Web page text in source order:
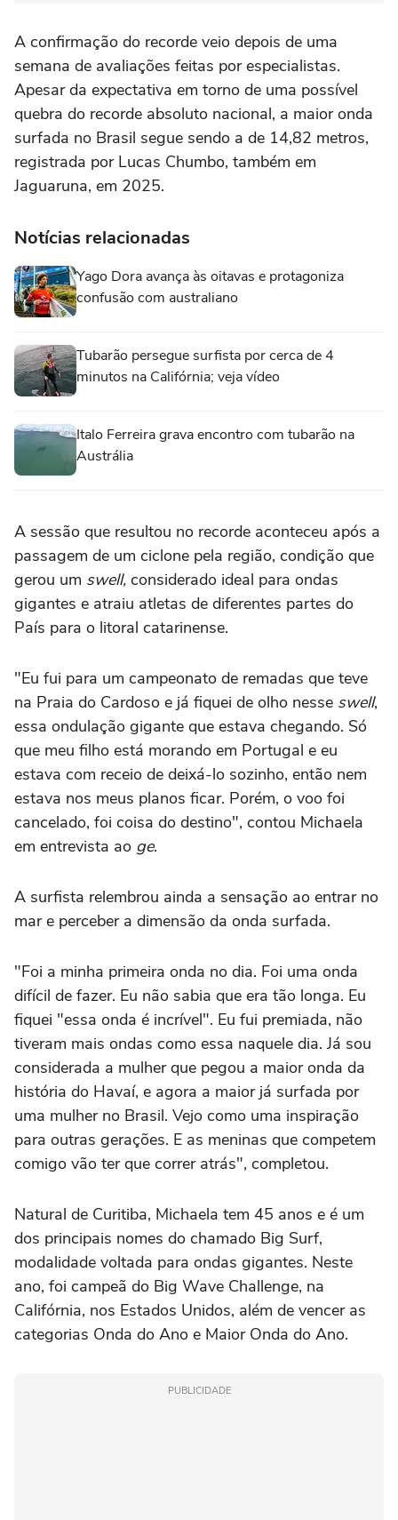
A confirmação do recorde veio depois de uma
semana de avaliações feitas por especialistas.
Apesar da expectativa em torno de uma possível
quebra do recorde absoluto nacional, a maior onda
surfada no Brasil segue sendo a de 14,82 metros,
registrada por Lucas Chumbo, também em
Jaguaruna, em 2025.
Notícias relacionadas
Yago Dora avança às oitavas e protagoniza
confusão com australiano
Tubarão persegue surfista por cerca de 4
minutos na Califórnia; veja vídeo
Italo Ferreira grava encontro com tubarão na
Austrália
A sessão que resultou no recorde aconteceu após a
passagem de um ciclone pela região, condição que
gerou um swell, considerado ideal para ondas
gigantes e atraiu atletas de diferentes partes do
País para o litoral catarinense.
"Eu fui para um campeonato de remadas que teve
na Praia do Cardoso e já fiquei de olho nesse swell,
essa ondulação gigante que estava chegando. Só
que meu filho está morando em Portugal e eu
estava com receio de deixá-lo sozinho, então nem
estava nos meus planos ficar. Porém, o voo foi
cancelado, foi coisa do destino", contou Michaela
em entrevista ao ge.
A surfista relembrou ainda a sensação ao entrar no
mar e perceber a dimensão da onda surfada.
"Foi a minha primeira onda no dia. Foi uma onda
difícil de fazer. Eu não sabia que era tão longa. Eu
fiquei "essa onda é incrível". Eu fui premiada, não
tiveram mais ondas como essa naquele dia. Já sou
considerada a mulher que pegou a maior onda da
história do Havaí, e agora a maior já surfada por
uma mulher no Brasil. Vejo como uma inspiração
para outras gerações. E as meninas que competem
comigo vão ter que correr atrás", completou.
Natural de Curitiba, Michaela tem 45 anos e é um
dos principais nomes do chamado Big Surf,
modalidade voltada para ondas gigantes. Neste
ano, foi campeã do Big Wave Challenge, na
Califórnia, nos Estados Unidos, além de vencer as
categorias Onda do Ano e Maior Onda do Ano.
PUBLICIDADE